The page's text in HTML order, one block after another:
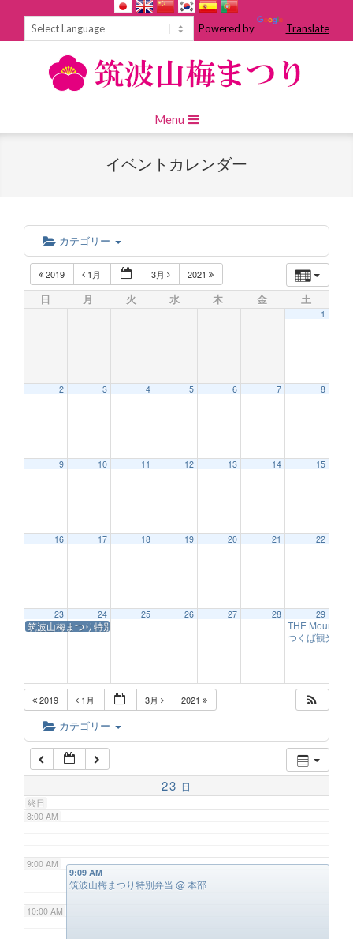
Powered by Translate
Navigation
Menu
イベントカレンダー
カテゴリー
2019 1月 3月 2021
日 月 火 水 木 金 土
1
2 3 4 5 6 7 8
9 10 11 12 13 14 15
16 17 18 19 20 21 22
23
筑波山梅まつり特別弁当
24 25 26 27 28 29
THE Mount
つくば観光大
2019 1月 3月 2021
カテゴリー
23 日
終日
2:00 AM
4:00 AM
6:00 AM
7:00 AM
8:00 AM
9:00 AM
10:00 AM
9:09 AM
筑波山梅まつり特別弁当 @ 本部